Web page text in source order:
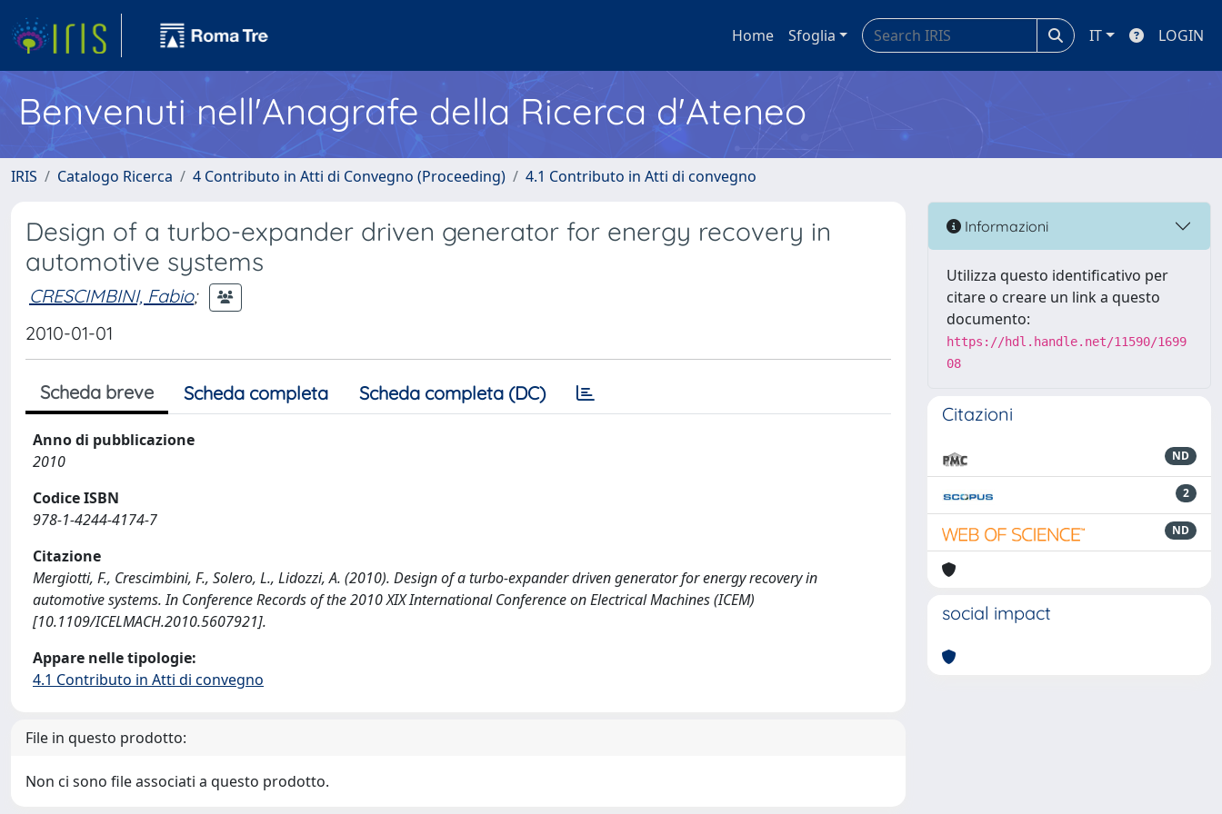
Home Sfoglia IT LOGIN
Benvenuti nell'Anagrafe della Ricerca d'Ateneo
IRIS Catalogo Ricerca 4 Contributo in Atti di Convegno (Proceeding) 4.1 Contributo in Atti di convegno
Design of a turbo-expander driven generator for energy recovery in
automotive systems
CRESCIMBINI, Fabio;
2010-01-01
Scheda breve Scheda completa Scheda completa (DC)
Anno di pubblicazione
2010
Codice ISBN
978-1-4244-4174-7
Citazione
Mergiotti, F., Crescimbini, F., Solero, L., Lidozzi, A. (2010). Design of a turbo-expander driven generator for energy recovery in
automotive systems. In Conference Records of the 2010 XIX International Conference on Electrical Machines (ICEM)
[10.1109/ICELMACH.2010.5607921].
Appare nelle tipologie:
4.1 Contributo in Atti di convegno
File in questo prodotto:
Non ci sono file associati a questo prodotto.
Informazioni
Utilizza questo identificativo per
citare o creare un link a questo
documento:
https://hdl.handle.net/11590/1699
08
Citazioni
ND
2
ND
social impact